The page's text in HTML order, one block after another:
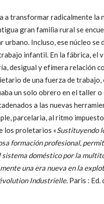
a transformar radicalmente la
gran familia rural se
Incluso, ese núcleo se
infantil. En la fábrica, el
desigual y efímera relación
de una fuerza de trabajo,
un solo obrero en el taller o
a las nuevas
parcelaria, al ritmo
los proletarios «Sustituyendo
formación profesional,
doméstico por la
una era nueva en la
Industrielle. Paris : Ed.